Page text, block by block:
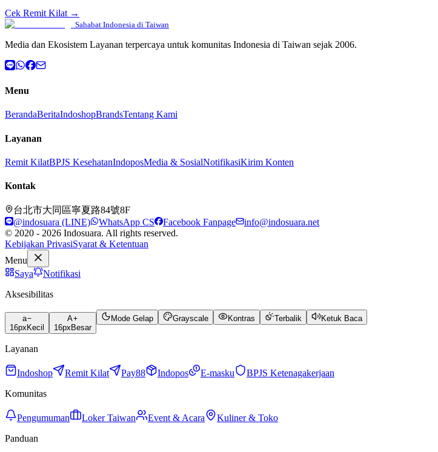
Cek Remit Kilat →
Sahabat Indonesia di Taiwan
Media dan Ekosistem Layanan terpercaya untuk komunitas Indonesia di Taiwan sejak 2006.
Menu
BerandaBeritaIndoshopBrandsTentang Kami
Layanan
Remit KilatBPJS KesehatanIndoposMedia & SosialNotifikasiKirim Konten
Kontak
台北市大同區寧夏路84號8F
@indosuara (LINE)
WhatsApp CS Facebook Fanpage
info@indosuara.net
© 2020 - 2026 Indosuara. All rights reserved.
Kebijakan PrivasiSyarat & Ketentuan
Menu
Saya
Notifikasi
Aksesibilitas
a
16px Kecil
A
16px Besar
Mode Gelap Grayscale Kontras Terbalik Ketuk Baca
Layanan
Indoshop Remit Kilat Pay88 Indopos E-masku
BPJS Ketenagakerjaan
Komunitas
Pengumuman Loker Taiwan Event & Acara
Kuliner & Toko
Panduan